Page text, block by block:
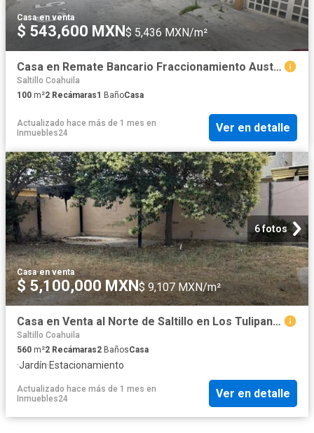
Casa·en venta
$ 543,600 MXN$ 5,436 MXN/m²
Casa en Remate Bancario Fraccionamiento Australia, Saltillo, Coah
Saltillo Coahuila
100 m²2 Recámaras1 BañoCasa
Actualizado hace más de 1 mes en
Inmuebles24
Ver en detalle
6 fotos
Casa·en venta
$ 5,100,000 MXN$ 9,107 MXN/m²
Casa en Venta al Norte de Saltillo en Los Tulipanes
Saltillo Coahuila
560 m²2 Recámaras2 BañosCasa
·Jardín·Estacionamiento
Actualizado hace más de 1 mes en
Inmuebles24
Ver en detalle